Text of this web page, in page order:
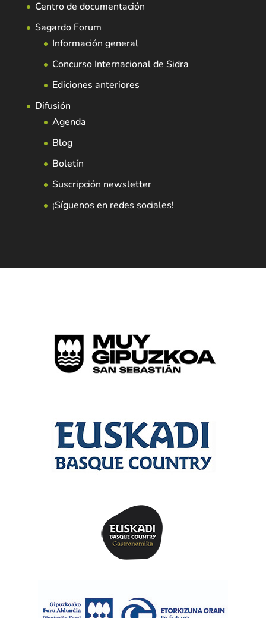
Centro de documentación
Sagardo Forum
Información general
Concurso Internacional de Sidra
Ediciones anteriores
Difusión
Agenda
Blog
Boletín
Suscripción newsletter
¡Síguenos en redes sociales!